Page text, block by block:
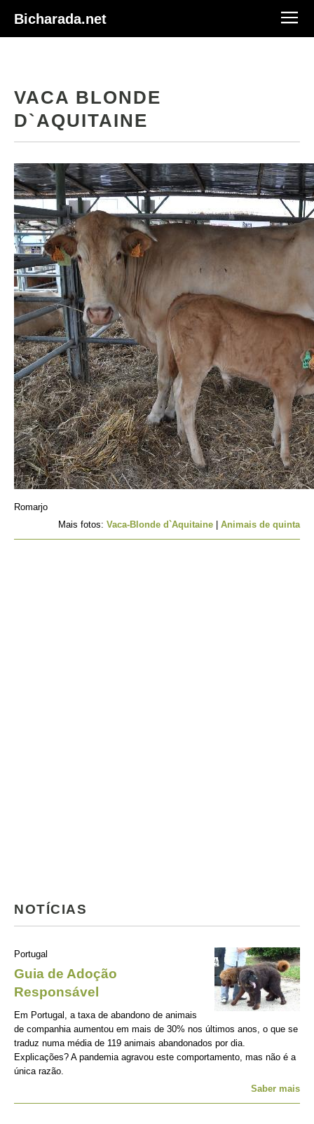
Bicharada.net
VACA BLONDE
D`AQUITAINE
Romarjo
Mais fotos: Vaca-Blonde d`Aquitaine Animais de quinta
NOTÍCIAS
Portugal
Guia de Adoção
Responsável
Em Portugal, a taxa de abandono de animais
de companhia aumentou em mais de 30% nos últimos anos, o que se
traduz numa média de 119 animais abandonados por dia.
Explicações? A pandemia agravou este comportamento, mas não é a
única razão.
Saber mais